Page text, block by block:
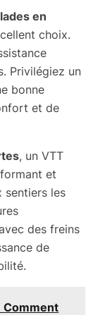
en
choix.
Privilégiez un
bonne
et de
, un VTT
et
sentiers les
des freins
de
Comment